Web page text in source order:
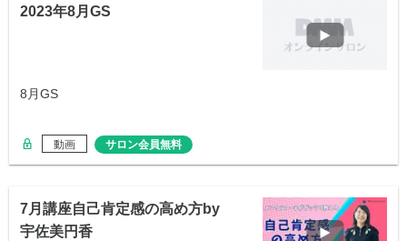
2023年8月GS
8月GS
動画 サロン会員無料
7月講座自己肯定感の高め方by
宇佐美円香